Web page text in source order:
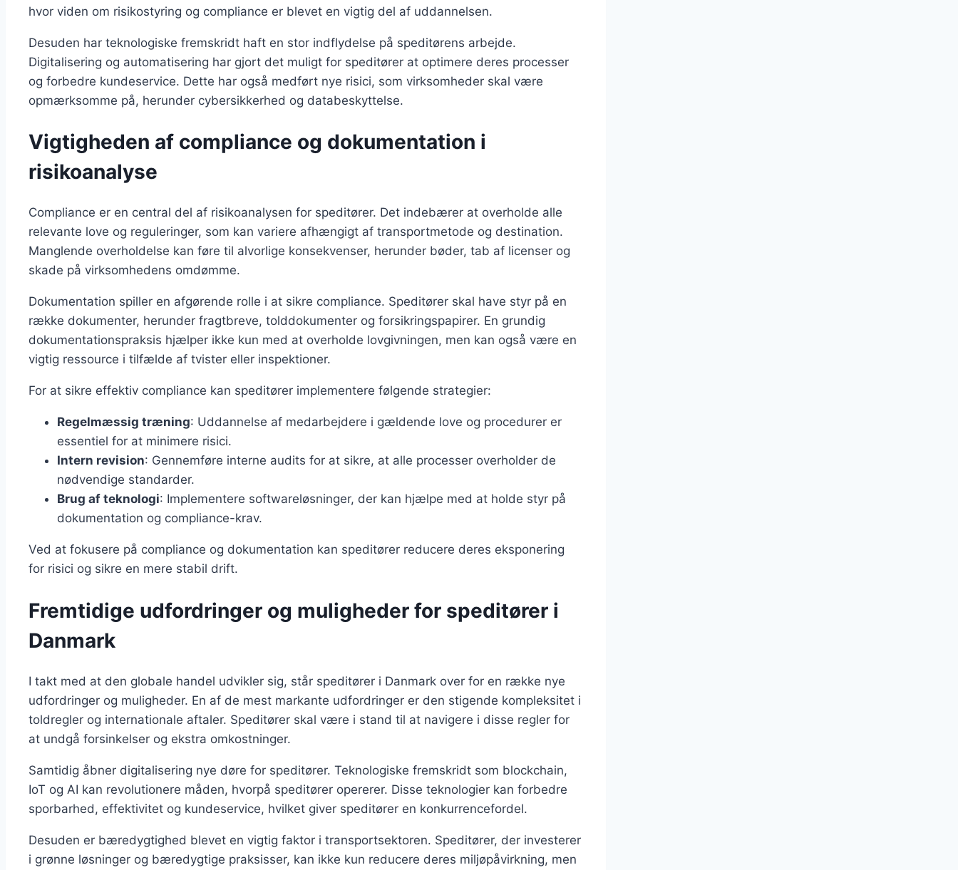
hvor viden om risikostyring og compliance er blevet en vigtig del af uddannelsen.
Desuden har teknologiske fremskridt haft en stor indflydelse på speditørens arbejde.
Digitalisering og automatisering har gjort det muligt for speditører at optimere deres processer
og forbedre kundeservice. Dette har også medført nye risici, som virksomheder skal være
opmærksomme på, herunder cybersikkerhed og databeskyttelse.
Vigtigheden af compliance og dokumentation i
risikoanalyse
Compliance er en central del af risikoanalysen for speditører. Det indebærer at overholde alle
relevante love og reguleringer, som kan variere afhængigt af transportmetode og destination.
Manglende overholdelse kan føre til alvorlige konsekvenser, herunder bøder, tab af licenser og
skade på virksomhedens omdømme.
Dokumentation spiller en afgørende rolle i at sikre compliance. Speditører skal have styr på en
række dokumenter, herunder fragtbreve, tolddokumenter og forsikringspapirer. En grundig
dokumentationspraksis hjælper ikke kun med at overholde lovgivningen, men kan også være en
vigtig ressource i tilfælde af tvister eller inspektioner.
For at sikre effektiv compliance kan speditører implementere følgende strategier:
Regelmæssig træning: Uddannelse af medarbejdere i gældende love og procedurer er
essentiel for at minimere risici.
Intern revision: Gennemføre interne audits for at sikre, at alle processer overholder de
nødvendige standarder.
Brug af teknologi: Implementere softwareløsninger, der kan hjælpe med at holde styr på
dokumentation og compliance-krav.
Ved at fokusere på compliance og dokumentation kan speditører reducere deres eksponering
for risici og sikre en mere stabil drift.
Fremtidige udfordringer og muligheder for speditører i
Danmark
I takt med at den globale handel udvikler sig, står speditører i Danmark over for en række nye
udfordringer og muligheder. En af de mest markante udfordringer er den stigende kompleksitet i
toldregler og internationale aftaler. Speditører skal være i stand til at navigere i disse regler for
at undgå forsinkelser og ekstra omkostninger.
Samtidig åbner digitalisering nye døre for speditører. Teknologiske fremskridt som blockchain,
IoT og AI kan revolutionere måden, hvorpå speditører opererer. Disse teknologier kan forbedre
sporbarhed, effektivitet og kundeservice, hvilket giver speditører en konkurrencefordel.
Desuden er bæredygtighed blevet en vigtig faktor i transportsektoren. Speditører, der investerer
i grønne løsninger og bæredygtige praksisser, kan ikke kun reducere deres miljøpåvirkning, men